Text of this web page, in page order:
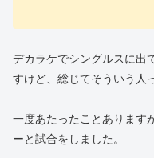
デカラケでシングルスに出
すけど、総じてそういう人
一度あたったことあります
ーと試合をしました。